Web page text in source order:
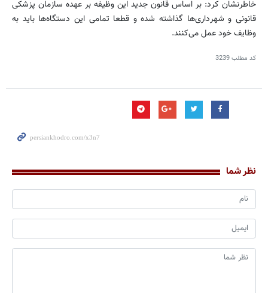
خاطرنشان كرد: بر اساس قانون جدید این وظیفه بر عهده سازمان پزشكی
قانونی و شهرداری‌ها گذاشته شده و قطعا تمامی این دستگاه‌ها باید به
وظایف خود عمل می‌كنند.
کد مطلب3239
نظر شما